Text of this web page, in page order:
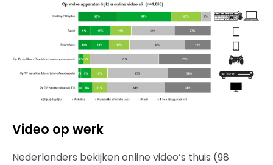
Video op werk
Nederlanders bekijken online video’s thuis (98